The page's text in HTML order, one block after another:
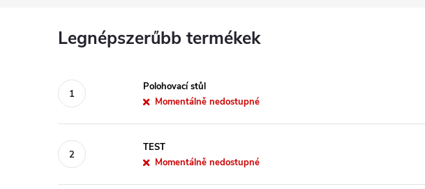
Legnépszerűbb termékek
Polohovací stůl
Momentálně nedostupné
TEST
Momentálně nedostupné